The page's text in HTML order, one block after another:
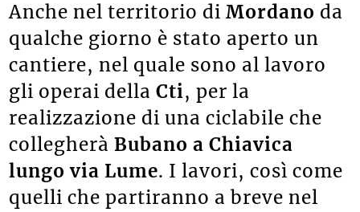
Anche nel territorio diMordano da
qualche giorno è stato aperto un
cantiere, nel quale sono al lavoro
gli operai dellaCti, per la
realizzazione di una ciclabile che
collegheràBubano a Chiavica
lungo via Lume. I lavori, così come
quelli che partiranno a breve nel